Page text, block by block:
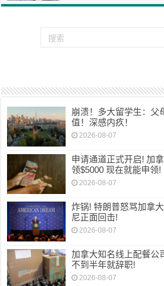
崩溃！多大留学生：父
值！深感内疚！
2026-08-07
申请通道正式开启! 加
领$5000 现在就能申领!
2026-08-07
炸锅! 特朗普怒骂加拿
尼正面回击!
2026-08-07
加拿大知名线上配餐公
不到半年就辞职!
2026-08-07